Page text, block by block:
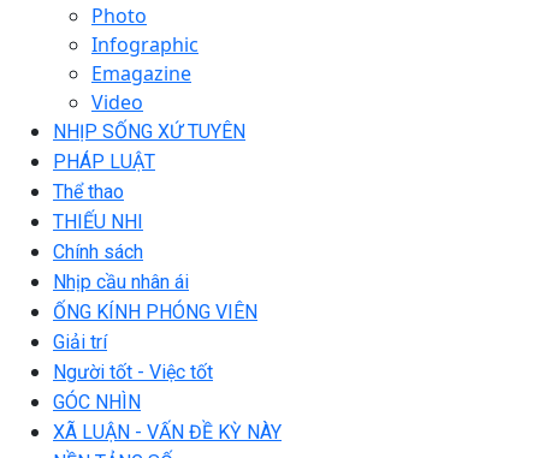
Photo
Infographic
Emagazine
Video
NHỊP SỐNG XỨ TUYÊN
PHÁP LUẬT
Thể thao
THIẾU NHI
Chính sách
Nhịp cầu nhân ái
ỐNG KÍNH PHÓNG VIÊN
Giải trí
Người tốt - Việc tốt
GÓC NHÌN
XÃ LUẬN - VẤN ĐỀ KỲ NÀY